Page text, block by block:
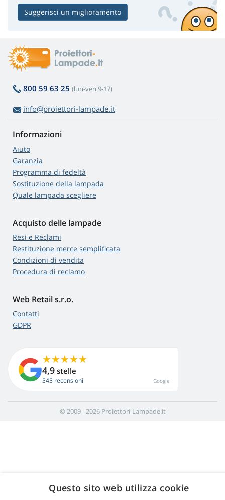
Suggerisci un miglioramento
800 59 63 25 (lun-ven 9-17)
info@proiettori-lampade.it
Informazioni
Aiuto
Garanzia
Programma di fedeltà
Sostituzione della lampada
Quale lampada scegliere
Acquisto delle lampade
Resi e Reclami
Restituzione merce semplificata
Condizioni di vendita
Procedura di reclamo
Web Retail s.r.o.
Contatti
GDPR
4,9 stelle
545 recensioni Google
© 2009 - 2026 Proiettori-Lampade.it
Questo sito web utilizza cookie